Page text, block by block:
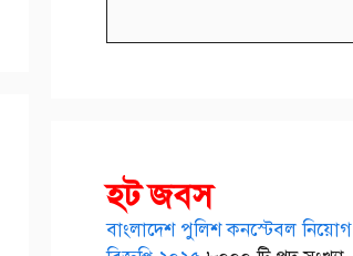
হট জবস
বাংলাদেশ পুলিশ কনস্টেবল নিয়োগ